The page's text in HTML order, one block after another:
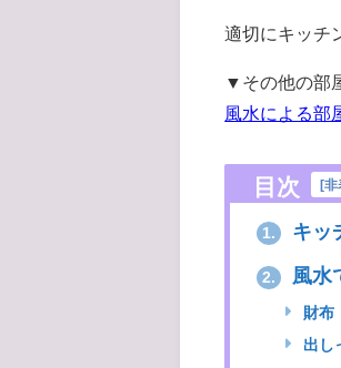
適切にキッチ
▼その他の部
風水による部
目次 [非
1. キッ
2. 風水
財布
出し